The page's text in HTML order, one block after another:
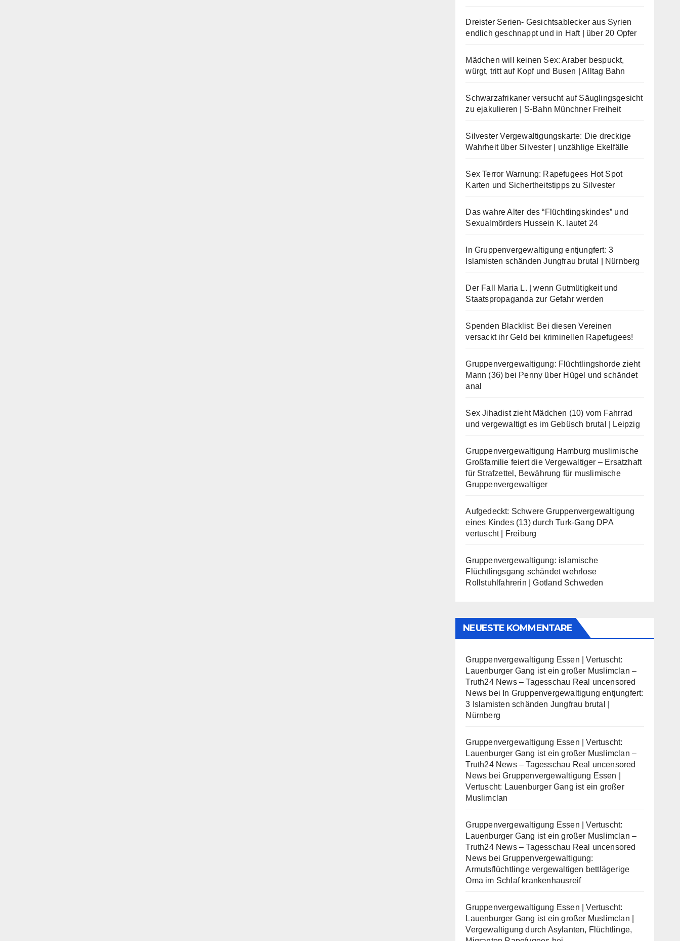
Dreister Serien- Gesichtsablecker aus Syrien
endlich geschnappt und in Haft | über 20 Opfer
Mädchen will keinen Sex: Araber bespuckt,
würgt, tritt auf Kopf und Busen | Alltag Bahn
Schwarzafrikaner versucht auf Säuglingsgesicht
zu ejakulieren | S-Bahn Münchner Freiheit
Silvester Vergewaltigungskarte: Die dreckige
Wahrheit über Silvester | unzählige Ekelfälle
Sex Terror Warnung: Rapefugees Hot Spot
Karten und Sichertheitstipps zu Silvester
Das wahre Alter des “Flüchtlingskindes” und
Sexualmörders Hussein K. lautet 24
In Gruppenvergewaltigung entjungfert: 3
Islamisten schänden Jungfrau brutal | Nürnberg
Der Fall Maria L. | wenn Gutmütigkeit und
Staatspropaganda zur Gefahr werden
Spenden Blacklist: Bei diesen Vereinen
versackt ihr Geld bei kriminellen Rapefugees!
Gruppenvergewaltigung: Flüchtlingshorde zieht
Mann (36) bei Penny über Hügel und schändet
anal
Sex Jihadist zieht Mädchen (10) vom Fahrrad
und vergewaltigt es im Gebüsch brutal | Leipzig
Gruppenvergewaltigung Hamburg muslimische
Großfamilie feiert die Vergewaltiger – Ersatzhaft
für Strafzettel, Bewährung für muslimische
Gruppenvergewaltiger
Aufgedeckt: Schwere Gruppenvergewaltigung
eines Kindes (13) durch Turk-Gang DPA
vertuscht | Freiburg
Gruppenvergewaltigung: islamische
Flüchtlingsgang schändet wehrlose
Rollstuhlfahrerin | Gotland Schweden
NEUESTE KOMMENTARE
Gruppenvergewaltigung Essen | Vertuscht:
Lauenburger Gang ist ein großer Muslimclan –
Truth24 News – Tagesschau Real uncensored
News bei In Gruppenvergewaltigung entjungfert:
3 Islamisten schänden Jungfrau brutal |
Nürnberg
Gruppenvergewaltigung Essen | Vertuscht:
Lauenburger Gang ist ein großer Muslimclan –
Truth24 News – Tagesschau Real uncensored
News beiGruppenvergewaltigung Essen |
Vertuscht: Lauenburger Gang ist ein großer
Muslimclan
Gruppenvergewaltigung Essen | Vertuscht:
Lauenburger Gang ist ein großer Muslimclan –
Truth24 News – Tagesschau Real uncensored
News beiGruppenvergewaltigung:
Armutsflüchtlinge vergewaltigen bettlägerige
Oma im Schlaf krankenhausreif
Gruppenvergewaltigung Essen | Vertuscht:
Lauenburger Gang ist ein großer Muslimclan |
Vergewaltigung durch Asylanten, Flüchtlinge,